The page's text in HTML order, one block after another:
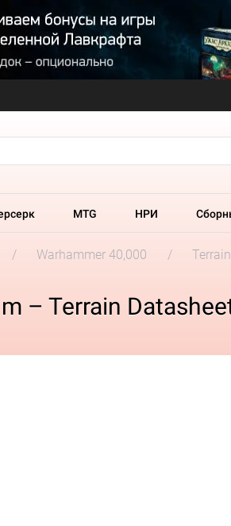
MTG НРИ
Warhammer 40,000
Terrain
– Terrain